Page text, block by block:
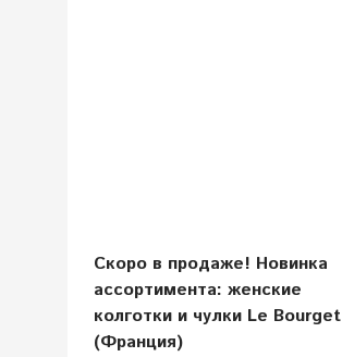
Скоро в продаже! Новинка
ассортимента: женские
колготки и чулки Le Bourget
(Франция)